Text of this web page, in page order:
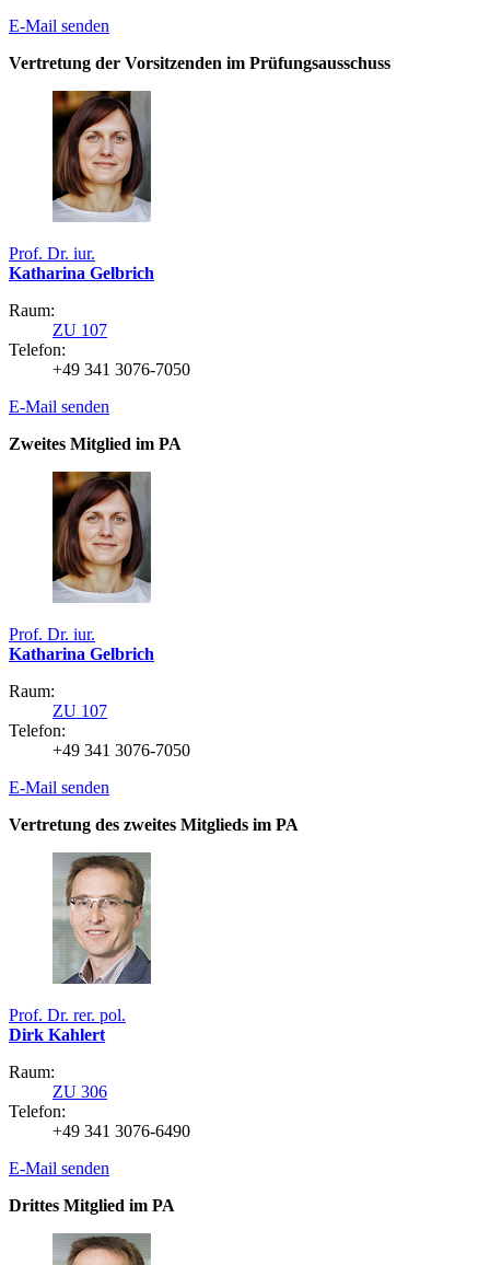
E-Mail senden
Vertretung der Vorsitzenden im Prüfungsausschuss
Prof. Dr. iur.
Katharina Gelbrich
Raum:
ZU 107
Telefon:
+49 341 3076-7050
E-Mail senden
Zweites Mitglied im PA
Prof. Dr. iur.
Katharina Gelbrich
Raum:
ZU 107
Telefon:
+49 341 3076-7050
E-Mail senden
Vertretung des zweites Mitglieds im PA
Prof. Dr. rer. pol.
Dirk Kahlert
Raum:
ZU 306
Telefon:
+49 341 3076-6490
E-Mail senden
Drittes Mitglied im PA